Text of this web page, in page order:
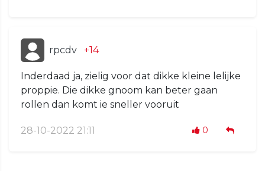
rpcdv +14
Inderdaad ja, zielig voor dat dikke kleine lelijke
proppie. Die dikke gnoom kan beter gaan
rollen dan komt ie sneller vooruit
28-10-2022 21:11 0